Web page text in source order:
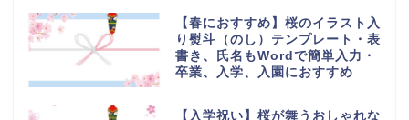
【春におすすめ】桜のイラスト入
り熨斗（のし）テンプレート・表
書き、氏名もWordで簡単入力・
卒業、入学、入園におすすめ
【入学祝い】桜が舞うおしゃれな